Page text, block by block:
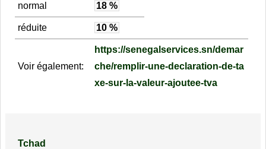
normal 18 %
réduite 10 %
Voir également:
https://senegalservices.sn/demar
che/remplir-une-declaration-de-ta
xe-sur-la-valeur-ajoutee-tva
Tchad